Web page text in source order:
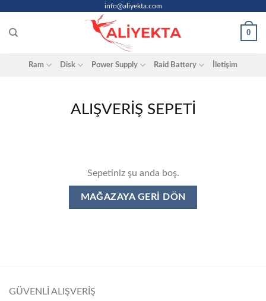
content
info@aliyekta.com
0
Ram Disk Power Supply Raid Battery İletişim
ALIŞVERIŞ SEPETI
Sepetiniz şu anda boş.
MAĞAZAYA GERI DÖN
GÜVENLİ ALIŞVERİŞ